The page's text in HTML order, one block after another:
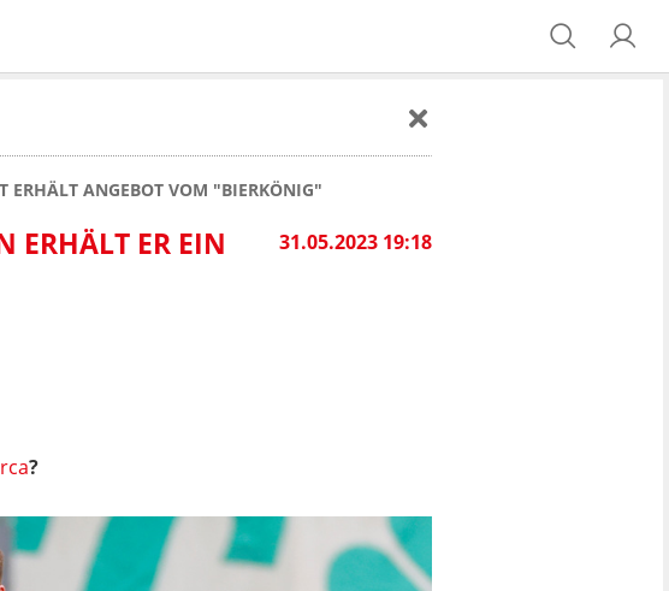
ERHÄLT ANGEBOT VOM "BIERKÖNIG"
31.05.2023 19:18
ER EIN M
?